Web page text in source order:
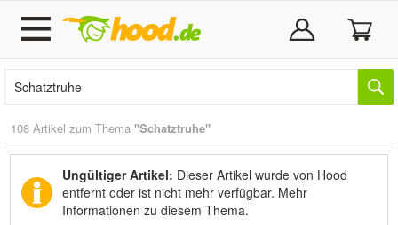
108 Artikel zum Thema "Schatztruhe"
Ungültiger Artikel: Dieser Artikel wurde von Hood
entfernt oder ist nicht mehr verfügbar. Mehr
Informationen zu diesem Thema.